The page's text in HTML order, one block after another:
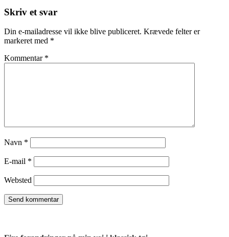
Læserinteraktioner
Skriv et svar
Din e-mailadresse vil ikke blive publiceret. Krævede felter er
markeret med *
Kommentar *
Navn *
E-mail *
Websted